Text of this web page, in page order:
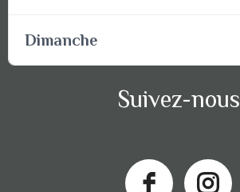
Dimanche
Suivez-nous